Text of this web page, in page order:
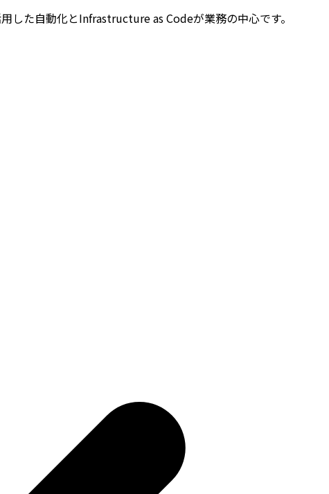
た自動化とInfrastructure as Codeが業務の中心です。